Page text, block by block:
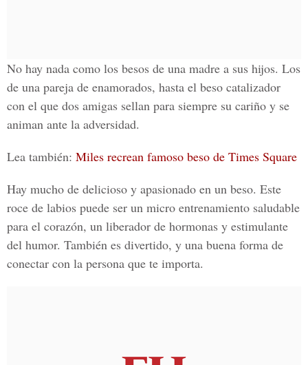
No hay nada como los besos de una madre a sus hijos. Los
de una pareja de enamorados, hasta el beso catalizador
con el que dos amigas sellan para siempre su cariño y se
animan ante la adversidad.
Lea también: Miles recrean famoso beso de Times Square
Hay mucho de delicioso y apasionado en un beso. Este
roce de labios puede ser un micro entrenamiento saludable
para el corazón, un liberador de hormonas y estimulante
del humor. También es divertido, y una buena forma de
conectar con la persona que te importa.